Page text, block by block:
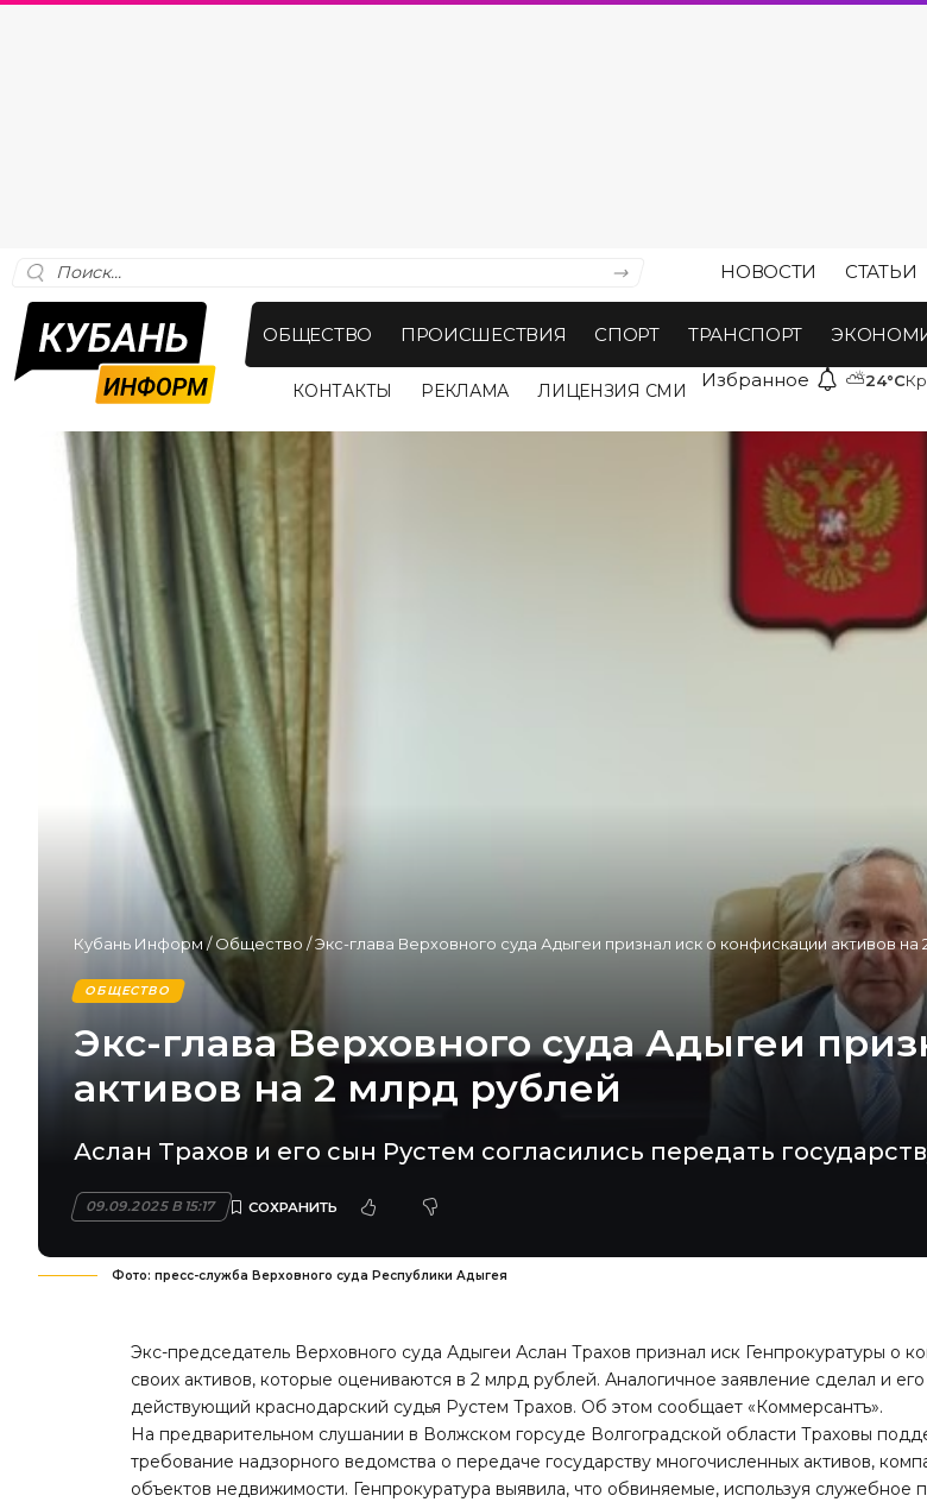
НОВОСТИ СТАТЬИ
ОБЩЕСТВО ПРОИСШЕСТВИЯ СПОРТ ТРАНСПОРТ
КОНТАКТЫ РЕКЛАМА ЛИЦЕНЗИЯ СМИ Избранное ⛅24°C
Кубань Информ/Общество /Экс-глава Верховного суда Адыгеи признал иск о конфискации активов на
ОБЩЕСТВО
Экс-глава Верховного суда Адыгеи
активов на 2 млрд рублей
Аслан Трахов и его сын Рустем согласились передать
09.09.2025 В 15:17
Фото: пресс-служба Верховного суда Республики Адыгея
Экс-председатель Верховного суда Адыгеи Аслан Трахов признал иск Генпрокуратуры о
своих активов, которые оцениваются в 2 млрд рублей. Аналогичное заявление сделал и
действующий краснодарский судья Рустем Трахов. Об этом сообщает « Коммерсантъ».
На предварительном слушании в Волжском горсуде Волгоградской области Траховы
требование надзорного ведомства о передаче государству многочисленных активов,
объектов недвижимости. Генпрокуратура выявила, что обвиняемые, используя служебное